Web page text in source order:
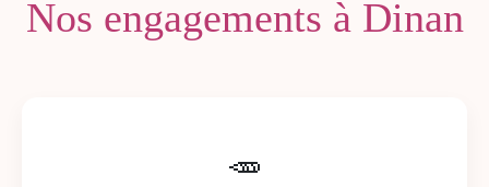
Nos engagements à Dinan
🥕